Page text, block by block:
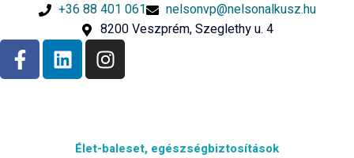
+36 88 401 061
nelsonvp@nelsonalkusz.hu
8200 Veszprém, Szeglethy u. 4
Élet-baleset, egészségbiztosítások